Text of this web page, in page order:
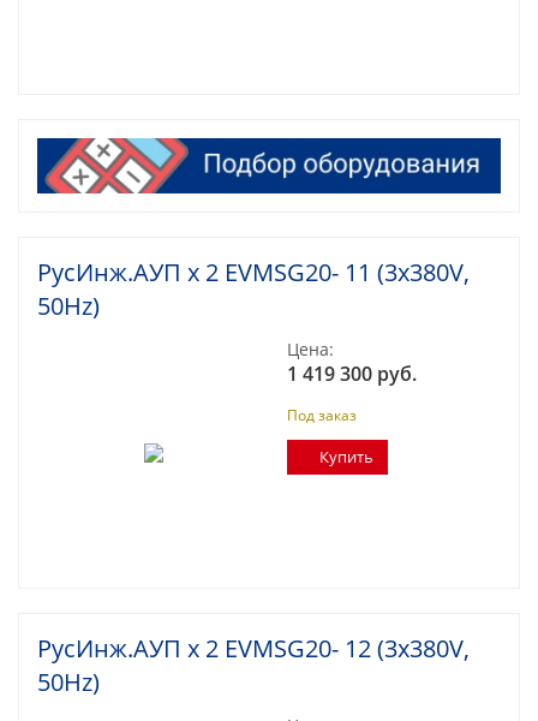
РусИнж.АУП х 2 EVMSG20- 11 (3x380V,
50Hz)
Цена:
1 419 300 руб.
Под заказ
Купить
РусИнж.АУП х 2 EVMSG20- 12 (3x380V,
50Hz)